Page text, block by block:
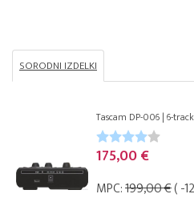
SORODNI IZDELKI
Tascam DP-006 | 6-
175,00 €
MPC:199,00 €( -